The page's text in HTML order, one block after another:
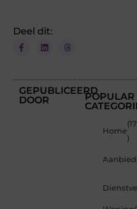
Deel dit:
GEPUBLICEERD
DOOR
POPULAR
Home
)